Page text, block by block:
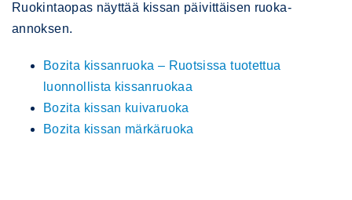
Ruokintaopas näyttää kissan päivittäisen ruoka-
annoksen.
Bozita kissanruoka – Ruotsissa tuotettua
luonnollista kissanruokaa
Bozita kissan kuivaruoka
Bozita kissan märkäruoka